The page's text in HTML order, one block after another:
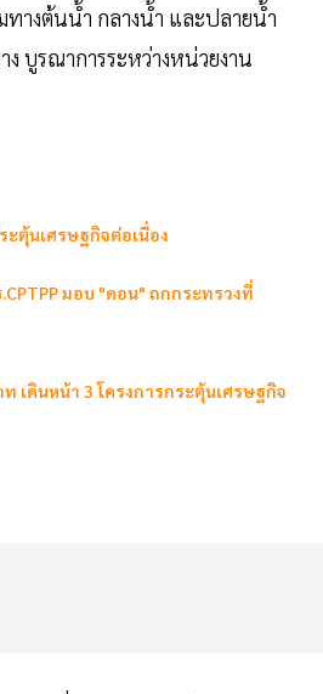
ทางต้นน้ำ กลางน้ำ และปลายน้ำ
ง บูรณาการระหว่างหน่วยงาน
ะตุ้นเศรษฐกิจต่อเนื่อง
มอบ "ดอน" ถกกระทรวงที่
เดินหน้า 3 โครงการกระตุ้นเศรษฐกิจ